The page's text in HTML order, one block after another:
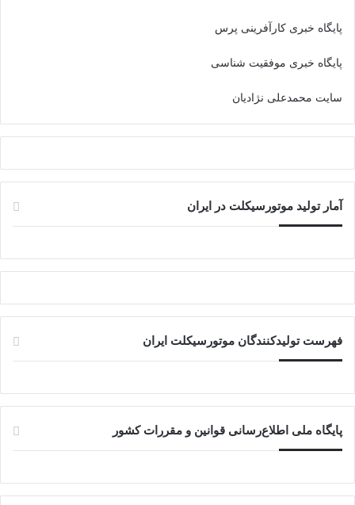
پایگاه خبری کارآفرینی پرس
پایگاه خبری موفقیت شناسی
سایت محمدعلی نژادیان
آمار تولید موتورسیکلت در ایران
فهرست تولیدکنندگان موتورسیکلت ایران
پایگاه ملی اطلاع‌رسانی قوانین و مقررات کشور